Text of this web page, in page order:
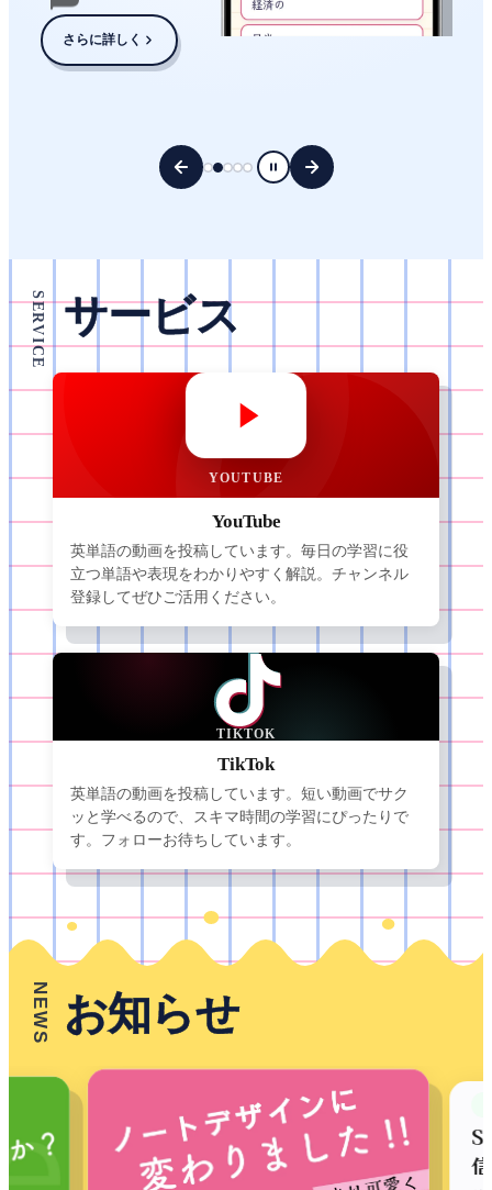
さらに詳しく
SERVICE サービス
YOUTUBE
YouTube
英単語の動画を投稿しています。毎日の学習に役
立つ単語や表現をわかりやすく解説。チャンネル
登録してぜひご活用ください。
TIKTOK
TikTok
英単語の動画を投稿しています。短い動画でサク
ッと学べるので、スキマ時間の学習にぴったりで
す。フォローお待ちしています。
NEWS お知らせ